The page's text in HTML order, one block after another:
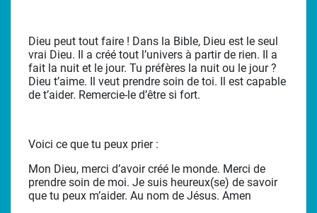
Dieu peut tout faire ! Dans la Bible, Dieu est le seul
vrai Dieu. Il a créé tout l’univers à partir de rien. Il a
fait la nuit et le jour. Tu préfères la nuit ou le jour ?
Dieu t’aime. Il veut prendre soin de toi. Il est capable
de t’aider. Remercie-le d’être si fort.
Voici ce que tu peux prier :
Mon Dieu, merci d’avoir créé le monde. Merci de
prendre soin de moi. Je suis heureux(se) de savoir
que tu peux m’aider. Au nom de Jésus. Amen